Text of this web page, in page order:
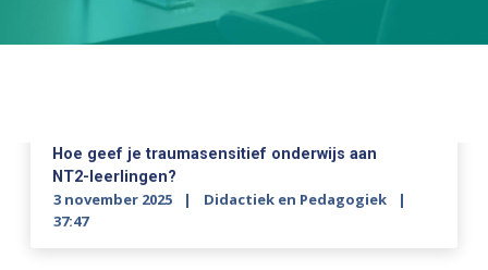
Hoe geef je traumasensitief onderwijs aan
NT2-leerlingen?
3 november 2025
Didactiek en Pedagogiek
37:47